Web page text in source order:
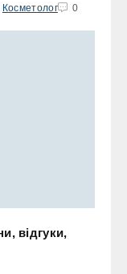
Косметолог 0
відгуки,